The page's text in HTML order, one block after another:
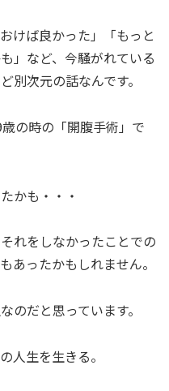
けば良かった」「もっと
」など、今騒がれている
別次元の話なんです。
の時の「開腹手術」で
かも・・・
れをしなかったことでの
あったかもしれません。
のだと思っています。
人生を生きる。